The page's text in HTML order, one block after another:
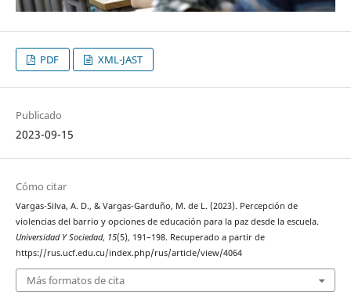
PDF XML-JAST
Publicado
2023-09-15
Cómo citar
Vargas-Silva, A. D., & Vargas-Garduño, M. de L. (2023). Percepción de
violencias del barrio y opciones de educación para la paz desde la escuela.
Universidad Y Sociedad, 15(5), 191–198. Recuperado a partir de
https://rus.ucf.edu.cu/index.php/rus/article/view/4064
Más formatos de cita